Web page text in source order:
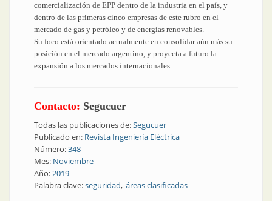
comercialización de EPP dentro de la industria en el país, y
dentro de las primeras cinco empresas de este rubro en el
mercado de gas y petróleo y de energías renovables.
Su foco está orientado actualmente en consolidar aún más su
posición en el mercado argentino, y proyecta a futuro la
expansión a los mercados internacionales.
Contacto: Segucuer
Todas las publicaciones de:Segucuer
Publicado en: Revista Ingeniería Eléctrica
Número:348
Mes: Noviembre
Año:2019
Palabra clave:seguridad áreas clasificadas